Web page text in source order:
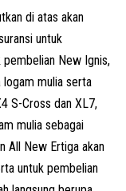
di atas akan
untuk
pembelian New Ignis,
logam mulia serta
S-Cross dan XL7,
mulia sebagai
All New Ertiga akan
untuk pembelian